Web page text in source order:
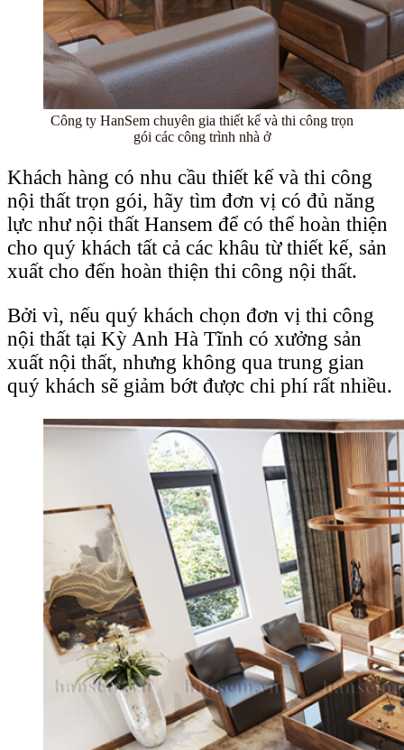
Công ty HanSem chuyên gia thiết kế và thi công trọn
gói các công trình nhà ở
Khách hàng có nhu cầu thiết kế và thi công
nội thất trọn gói, hãy tìm đơn vị có đủ năng
lực như nội thất Hansem để có thể hoàn thiện
cho quý khách tất cả các khâu từ thiết kế, sản
xuất cho đến hoàn thiện thi công nội thất.
Bởi vì, nếu quý khách chọn đơn vị thi công
nội thất tại Kỳ Anh Hà Tĩnh có xưởng sản
xuất nội thất, nhưng không qua trung gian
quý khách sẽ giảm bớt được chi phí rất nhiều.